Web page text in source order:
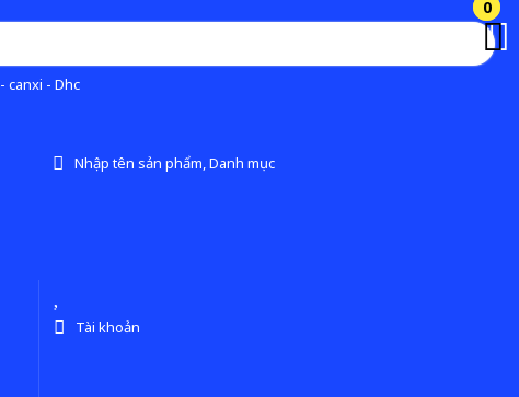
canxi - Dhc
Nhập tên sản phẩm, Danh mục
0
Tài khoản
0